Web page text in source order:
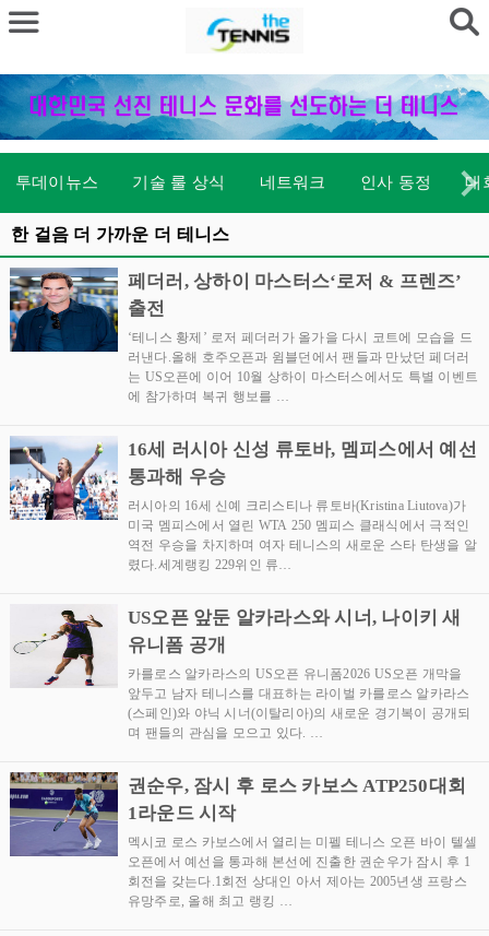
투데이뉴스 기술 룰 상식 네트워크 인사 동정 대
한 걸음 더 가까운 더 테니스
페더러, 상하이 마스터스‘로저 & 프렌즈’
출전
‘테니스 황제’ 로저 페더러가 올가을 다시 코트에 모습을 드
러낸다.올해 호주오픈과 윔블던에서 팬들과 만났던 페더러
는 US오픈에 이어 10월 상하이 마스터스에서도 특별 이벤트
에 참가하며 복귀 행보를 …
16세 러시아 신성 류토바, 멤피스에서 예선
통과해 우승
러시아의 16세 신예 크리스티나 류토바(Kristina Liutova)가
미국 멤피스에서 열린 WTA 250 멤피스 클래식에서 극적인
역전 우승을 차지하며 여자 테니스의 새로운 스타 탄생을 알
렸다.세계랭킹 229위인 류…
US오픈 앞둔 알카라스와 시너, 나이키 새
유니폼 공개
카를로스 알카라스의 US오픈 유니폼2026 US오픈 개막을
앞두고 남자 테니스를 대표하는 라이벌 카를로스 알카라스
(스페인)와 야닉 시너(이탈리아)의 새로운 경기복이 공개되
며 팬들의 관심을 모으고 있다. …
권순우, 잠시 후 로스 카보스 ATP250대회
1라운드 시작
멕시코 로스 카보스에서 열리는 미펠 테니스 오픈 바이 텔셀
오픈에서 예선을 통과해 본선에 진출한 권순우가 잠시 후 1
회전을 갖는다.1회전 상대인 아서 제아는 2005년생 프랑스
유망주로, 올해 최고 랭킹 …